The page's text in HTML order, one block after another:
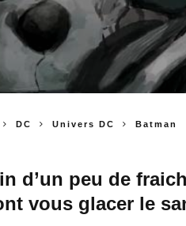
DC Univers DC Batman
d’un peu de
vous glacer le